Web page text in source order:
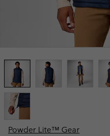
Powder Lite™ Gear